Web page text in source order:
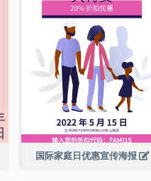
国际家庭日优惠宣传海报